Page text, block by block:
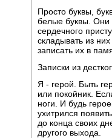
Просто буквы,
белые буквы. Они
сердечного
складывать из
записать их в
Записки из
Я - герой. Быть
или покойник.
ноги. И будь
ухитрился
до конца своих
другого выхода.